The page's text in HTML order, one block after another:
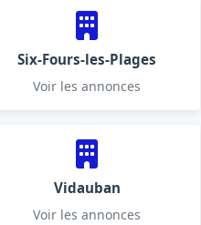
Six-Fours-les-Plages
Voir les annonces
Vidauban
Voir les annonces